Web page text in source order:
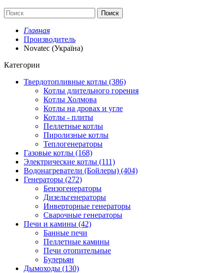
Поиск
Главная
Производитель
Novatec (Україна)
Категории
Твердотопливные котлы (386)
Котлы длительного горения
Котлы Холмова
Котлы на дровах и угле
Котлы - плиты
Пеллетные котлы
Пиролизные котлы
Теплогенераторы
Газовые котлы (168)
Электрические котлы (111)
Водонагреватели (Бойлеры) (404)
Генераторы (272)
Бензогенераторы
Дизельгенераторы
Инверторные генераторы
Сварочные генераторы
Печи и камины (42)
Банные печи
Пеллетные камины
Печи отопительные
Булерьян
Дымоходы (130)